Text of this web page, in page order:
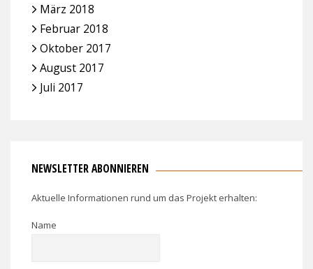
März 2018
Februar 2018
Oktober 2017
August 2017
Juli 2017
NEWSLETTER ABONNIEREN
Aktuelle Informationen rund um das Projekt erhalten:
Name